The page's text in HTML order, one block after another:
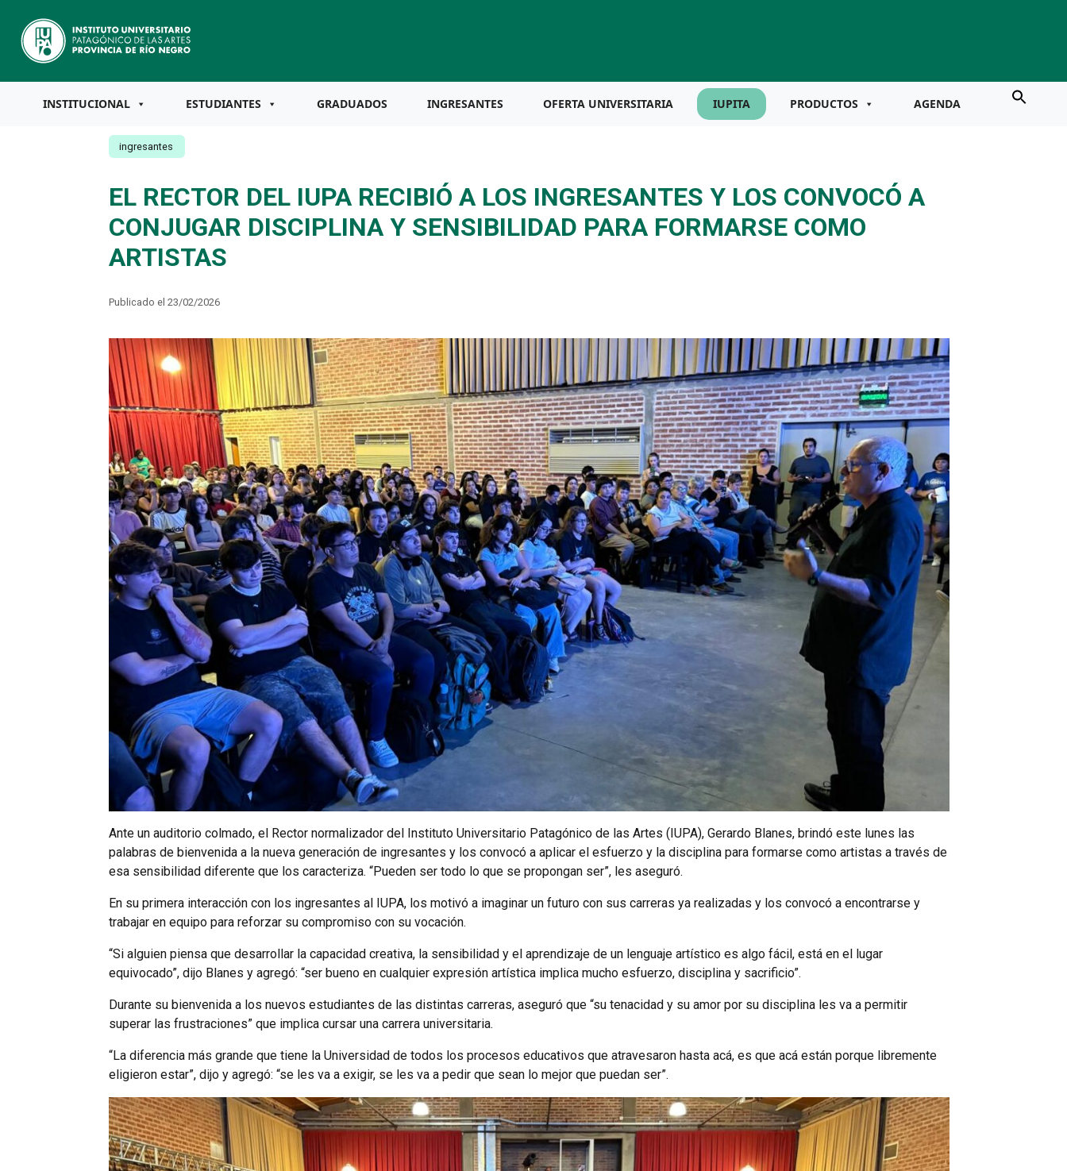
INSTITUCIONAL ESTUDIANTES GRADUADOS INGRESANTES OFERTA UNIVERSITARIA IUPITA PRODUCTOS AGENDA
ingresantes
EL RECTOR DEL IUPA RECIBIÓ A LOS INGRESANTES Y LOS CONVOCÓ A
CONJUGAR DISCIPLINA Y SENSIBILIDAD PARA FORMARSE COMO
ARTISTAS
Publicado el 23/02/2026
Ante un auditorio colmado, el Rector normalizador del Instituto Universitario Patagónico de las Artes (IUPA), Gerardo Blanes, brindó este lunes las
palabras de bienvenida a la nueva generación de ingresantes y los convocó a aplicar el esfuerzo y la disciplina para formarse como artistas a través de
esa sensibilidad diferente que los caracteriza. “Pueden ser todo lo que se propongan ser”, les aseguró.
En su primera interacción con los ingresantes al IUPA, los motivó a imaginar un futuro con sus carreras ya realizadas y los convocó a encontrarse y
trabajar en equipo para reforzar su compromiso con su vocación.
“Si alguien piensa que desarrollar la capacidad creativa, la sensibilidad y el aprendizaje de un lenguaje artístico es algo fácil, está en el lugar
equivocado”, dijo Blanes y agregó: “ser bueno en cualquier expresión artística implica mucho esfuerzo, disciplina y sacrificio”.
Durante su bienvenida a los nuevos estudiantes de las distintas carreras, aseguró que “su tenacidad y su amor por su disciplina les va a permitir
superar las frustraciones” que implica cursar una carrera universitaria.
“La diferencia más grande que tiene la Universidad de todos los procesos educativos que atravesaron hasta acá, es que acá están porque libremente
eligieron estar”, dijo y agregó: “se les va a exigir, se les va a pedir que sean lo mejor que puedan ser”.